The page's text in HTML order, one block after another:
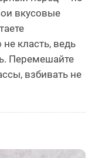
вкусовые
класть, ведь
Перемешайте
взбивать не